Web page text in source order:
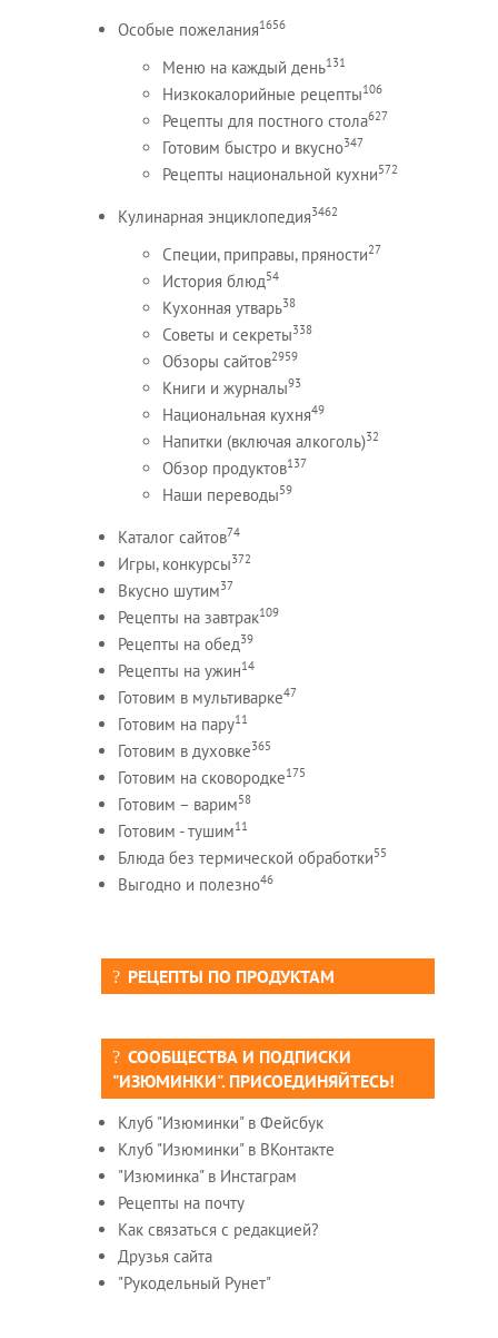
Особые пожелания1656
Меню на каждый день131
Низкокалорийные рецепты106
Рецепты для постного стола627
Готовим быстро и вкусно347
Рецепты национальной кухни572
Кулинарная энциклопедия3462
Специи, приправы, пряности27
История блюд54
Кухонная утварь38
Советы и секреты338
Обзоры сайтов2959
Книги и журналы93
Национальная кухня49
Напитки (включая алкоголь)32
Обзор продуктов137
Наши переводы59
Каталог сайтов74
Игры, конкурсы372
Вкусно шутим37
Рецепты на завтрак109
Рецепты на обед39
Рецепты на ужин14
Готовим в мультиварке47
Готовим на пару11
Готовим в духовке365
Готовим на сковородке175
Готовим – варим58
Готовим - тушим11
Блюда без термической обработки55
Выгодно и полезно46
РЕЦЕПТЫ ПО ПРОДУКТАМ
СООБЩЕСТВА И ПОДПИСКИ
"ИЗЮМИНКИ". ПРИСОЕДИНЯЙТЕСЬ!
Клуб "Изюминки" в Фейсбук
Клуб "Изюминки" в ВКонтакте
"Изюминка" в Инстаграм
Рецепты на почту
Как связаться с редакцией?
Друзья сайта
"Рукодельный Рунет"